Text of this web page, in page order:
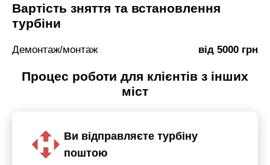
Вартість зняття та встановлення
турбіни
Демонтаж/монтаж від 5000 грн
Процес роботи для клієнтів з інших
міст
Ви відправляєте турбіну
поштою